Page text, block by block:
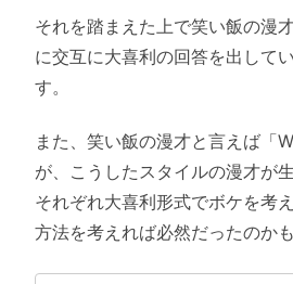
それを踏まえた上で笑い飯の漫
に交互に大喜利の回答を出して
す。
また、笑い飯の漫才と言えば「
が、こうしたスタイルの漫才が
それぞれ大喜利形式でボケを考
方法を考えれば必然だったのか